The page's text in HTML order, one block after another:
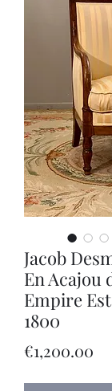
Jacob
En Acajou
Empire
1800
€1,200.00